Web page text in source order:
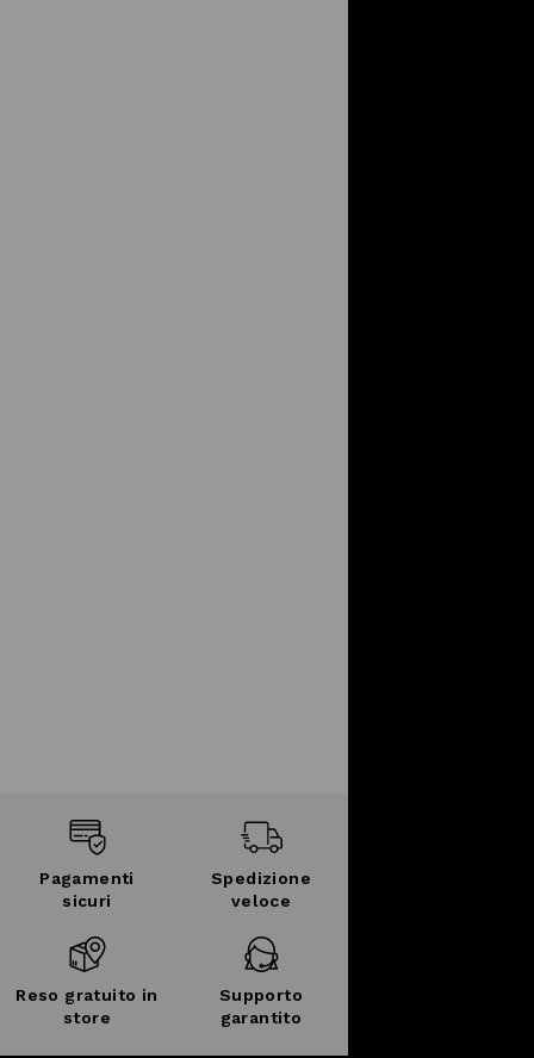
Pagamenti
sicuri
Spedizione
veloce
Reso gratuito in
store
Supporto
garantito